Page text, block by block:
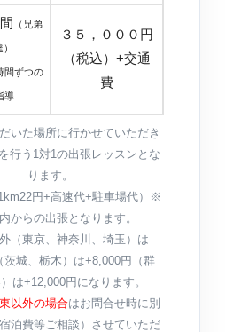
（兄弟
間ずつの
導
３５，０００円
（税込）+交通
費
いた場所に行かせていただき
行う1対1の出張レッスンとな
ります。
円+高速代+駐車場代）※
からの出張となります。
（東京、神奈川、埼玉）は
茨城、栃木）は+8,000円（群
は+12,000円になります。
以外の場合はお問合せ時に別
泊費等ご相談）させていただ